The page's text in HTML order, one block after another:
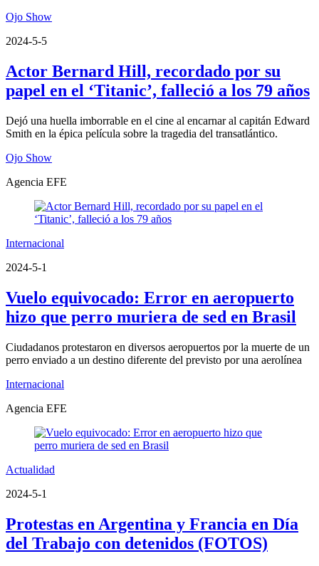
Ojo Show
2024-5-5
Actor Bernard Hill, recordado por su
papel en el ‘Titanic’, falleció a los 79 años
Dejó una huella imborrable en el cine al encarnar al capitán Edward
Smith en la épica película sobre la tragedia del transatlántico.
Ojo Show
Agencia EFE
Internacional
2024-5-1
Vuelo equivocado: Error en aeropuerto
hizo que perro muriera de sed en Brasil
Ciudadanos protestaron en diversos aeropuertos por la muerte de un
perro enviado a un destino diferente del previsto por una aerolínea
Internacional
Agencia EFE
Actualidad
2024-5-1
Protestas en Argentina y Francia en Día
del Trabajo con detenidos (FOTOS)